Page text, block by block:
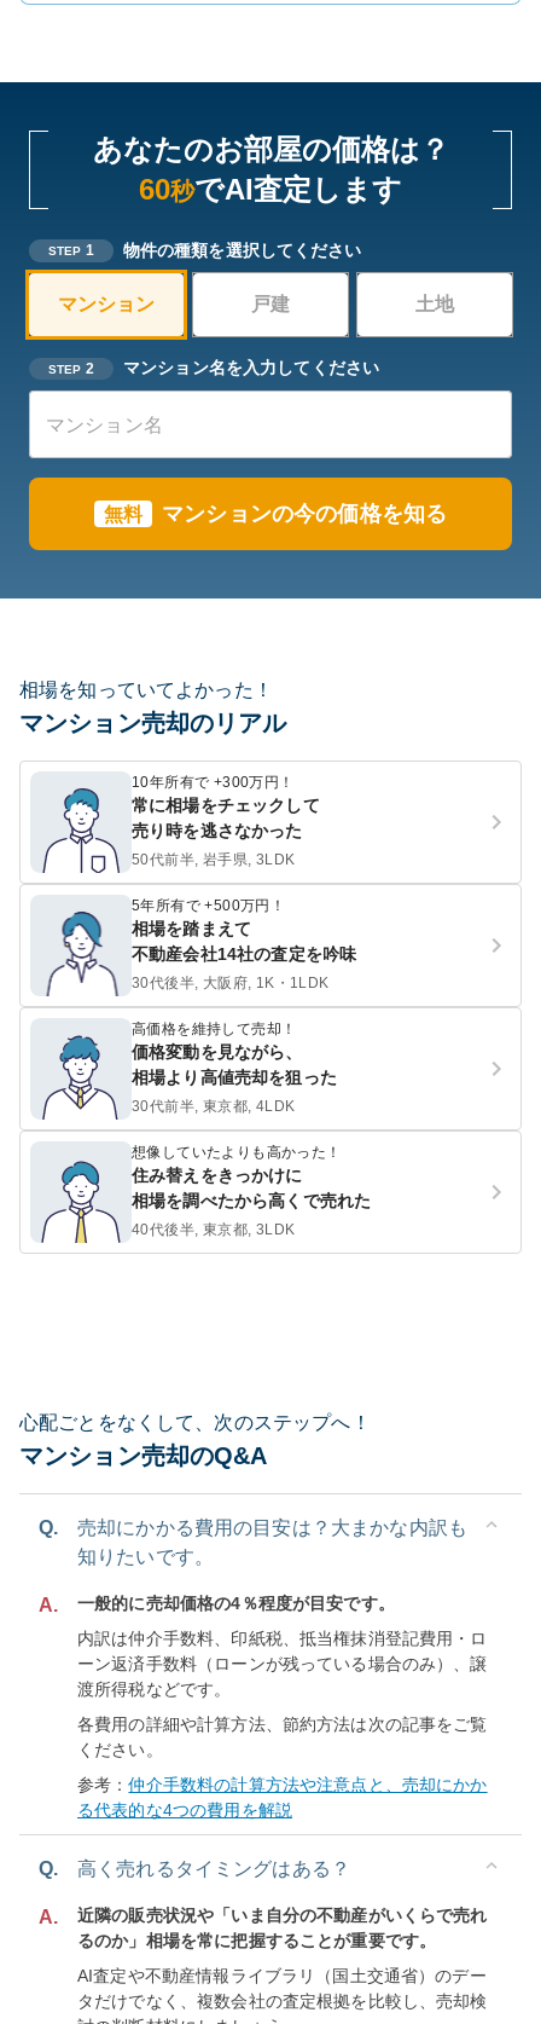
あなたのお部屋の価格は？
60秒でAI査定します
STEP 1 物件の種類を選択してください
マンション 戸建 土地
STEP 2 マンション名を入力してください
無料 マンションの今の価格を知る
相場を知っていてよかった！
マンション売却のリアル
10年所有で +300万円！
常に相場をチェックして
売り時を逃さなかった
50代前半, 岩手県, 3LDK
5年所有で +500万円！
相場を踏まえて
不動産会社14社の査定を吟味
30代後半, 大阪府, 1K・1LDK
高価格を維持して売却！
価格変動を見ながら、
相場より高値売却を狙った
30代前半, 東京都, 4LDK
想像していたよりも高かった！
住み替えをきっかけに
相場を調べたから高くで売れた
40代後半, 東京都, 3LDK
心配ごとをなくして、次のステップへ！
マンション売却のQ&A
Q.
売却にかかる費用の目安は？大まかな内訳も
知りたいです。
A.
一般的に売却価格の4％程度が目安です。
内訳は仲介手数料、印紙税、抵当権抹消登記費用・ロ
ーン返済手数料（ローンが残っている場合のみ）、譲
渡所得税などです。
各費用の詳細や計算方法、節約方法は次の記事をご覧
ください。
参考：仲介手数料の計算方法や注意点と、売却にかか
る代表的な4つの費用を解説
Q. 高く売れるタイミングはある？
A.
近隣の販売状況や「いま自分の不動産がいくらで売れ
るのか」相場を常に把握することが重要です。
AI査定や不動産情報ライブラリ（国土交通省）のデー
タだけでなく、複数会社の査定根拠を比較し、売却検